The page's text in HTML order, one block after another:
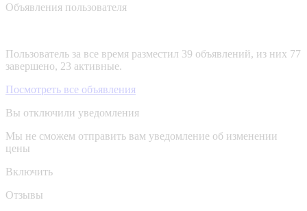
Объявления пользователя
Пользователь за все время разместил 39 объявлений, из них 77
завершено, 23 активные.
Посмотреть все объявления
Вы отключили уведомления
Мы не сможем отправить вам уведомление об изменении
цены
Включить
Отзывы